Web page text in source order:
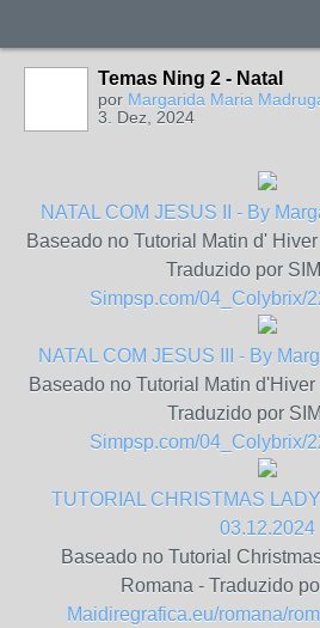
Temas Ning 2 - Natal
por Margarida Maria
3. Dez, 2024
NATAL COM JESUS II - By
Baseado no Tutorial Matin d'
Traduzido por
Simpsp.com/04_Colybrix/
NATAL COM JESUS III - By
Baseado no Tutorial Matin
Traduzido por
Simpsp.com/04_Colybrix/
TUTORIAL CHRISTMAS
03.12.2024
Baseado no Tutorial
Romana - Traduzido
Maidiregrafica.eu/romana/